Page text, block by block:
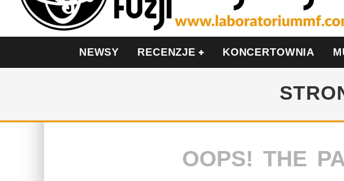
LESZEK KUŁAKOWSKI NAGRAŁ JAZZFONIĘ O POLSCE
NEWSY RECENZJE KONCERTOWNIA
OOPS! THE